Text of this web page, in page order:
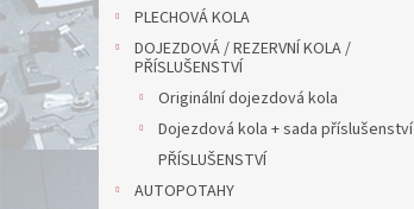
PLECHOVÁ KOLA
DOJEZDOVÁ / REZERVNÍ KOLA /
PŘÍSLUŠENSTVÍ
Originální dojezdová kola
Dojezdová kola + sada příslušenství
PŘÍSLUŠENSTVÍ
AUTOPOTAHY